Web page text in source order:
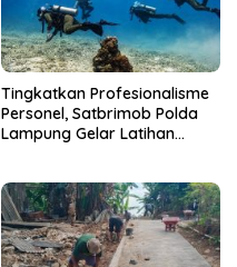
Tingkatkan Profesionalisme
Personel, Satbrimob Polda
Lampung Gelar Latihan